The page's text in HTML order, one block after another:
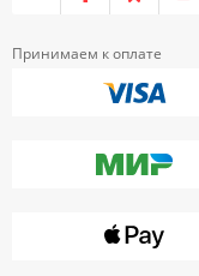
Принимаем к оплате